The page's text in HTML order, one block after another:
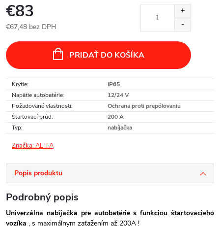
€83
€67,48 bez DPH
cena:
PRIDAŤ DO KOŠÍKA
Krytie:
IP65
Napätie autobatérie:
12/24 V
Požadované vlastnosti:
Ochrana proti prepólovaniu
Štartovací prúd:
200 A
Typ: nabíjačka
Značka:AL-FA
Popis produktu
Podrobný popis
Univerzálna nabíjačka pre autobatérie s funkciou štartovacieho
vozíka , s maximálnym zaťažením až 200A !